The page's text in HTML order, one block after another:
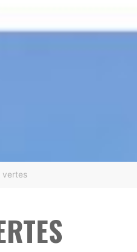
vertes